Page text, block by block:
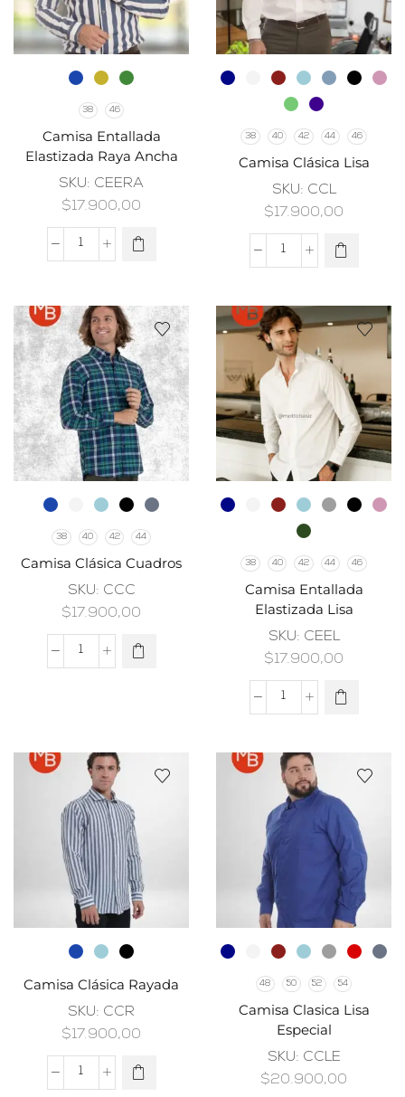
38 46
Camisa Entallada
Elastizada Raya Ancha
SKU: CEERA
$17.900,00
38 40 42 44 46
Camisa Clásica Lisa
SKU: CCL
$17.900,00
38 40 42 44
Camisa Clásica Cuadros
SKU: CCC
$17.900,00
38 40 42 44 46
Camisa Entallada
Elastizada Lisa
SKU: CEEL
$17.900,00
Camisa Clásica Rayada
SKU: CCR
$17.900,00
48 50 52 54
Camisa Clasica Lisa
Especial
SKU: CCLE
$20.900,00